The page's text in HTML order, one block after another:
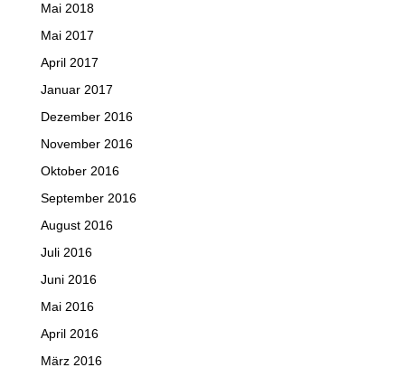
Mai 2018
Mai 2017
April 2017
Januar 2017
Dezember 2016
November 2016
Oktober 2016
September 2016
August 2016
Juli 2016
Juni 2016
Mai 2016
April 2016
März 2016